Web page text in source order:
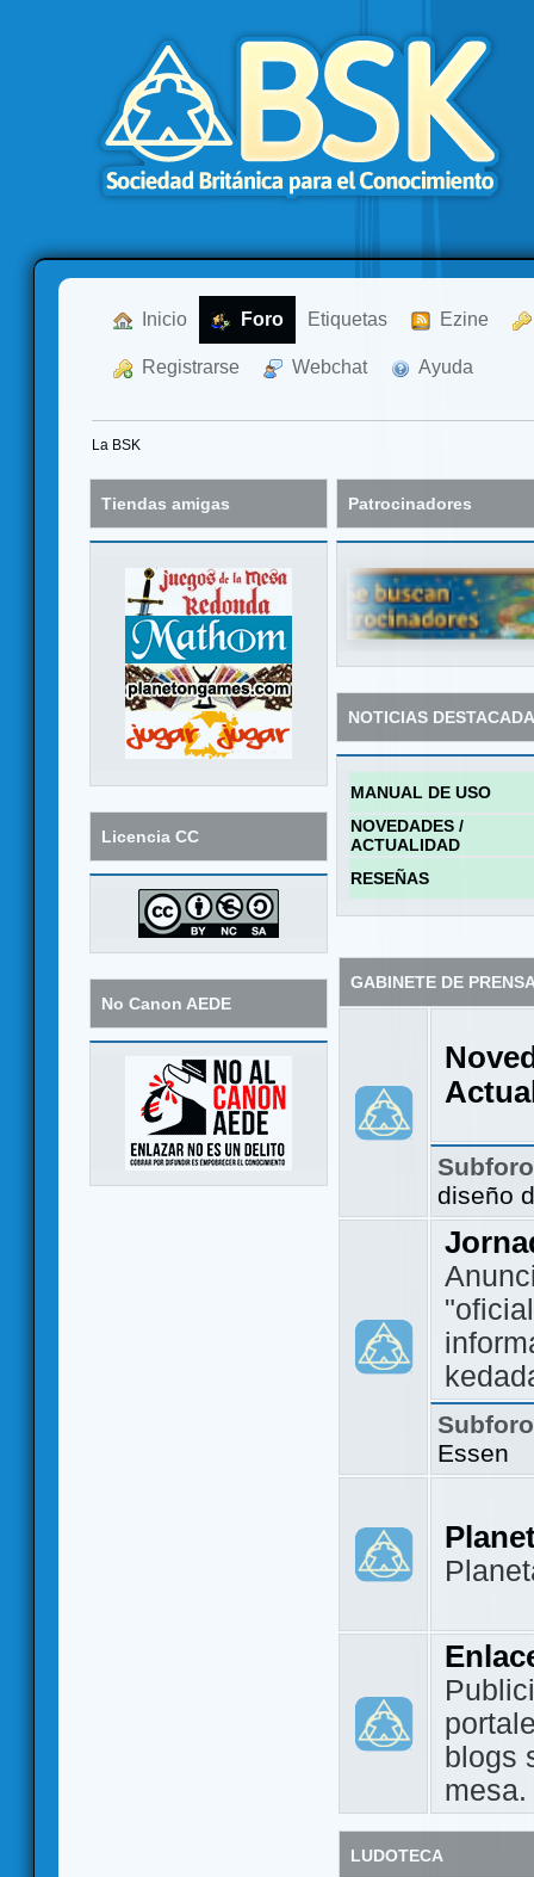
Inicio Foro Etiquetas Ezine
Registrarse Webchat Ayuda
La BSK
Tiendas amigas
Licencia CC
No Canon AEDE
Patrocinadores
NOTICIAS
MANUAL DE USO
NOVEDADES /
ACTUALIDAD
RESEÑAS
GABINETE DE
diseño
Essen
blogs
mesa.
LUDOTECA